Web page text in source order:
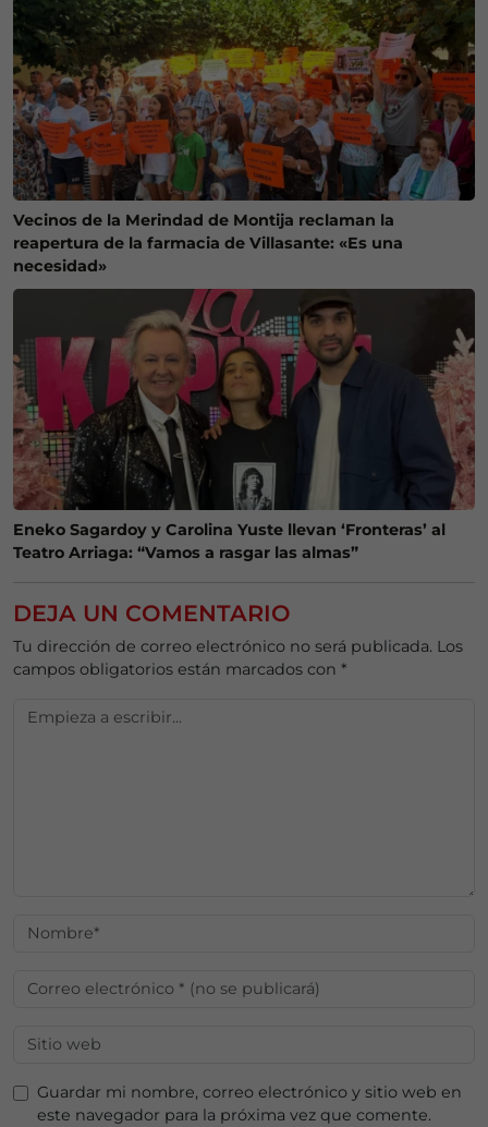
Vecinos de la Merindad de Montija reclaman la
reapertura de la farmacia de Villasante: «Es una
necesidad»
Eneko Sagardoy y Carolina Yuste llevan ‘Fronteras’ al
Teatro Arriaga: “Vamos a rasgar las almas”
DEJA UN COMENTARIO
Tu dirección de correo electrónico no será publicada. Los
campos obligatorios están marcados con *
Guardar mi nombre, correo electrónico y sitio web en
este navegador para la próxima vez que comente.